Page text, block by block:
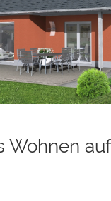
Wohnen